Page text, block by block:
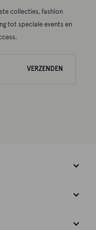
collecties, fashion
tot speciale events en
VERZENDEN